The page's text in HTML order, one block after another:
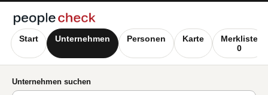
Start Unternehmen Personen Karte
Merkliste
0
Unternehmen suchen